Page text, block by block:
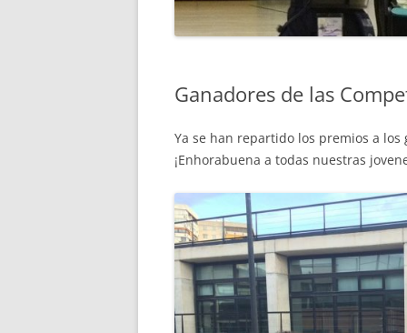
Ganadores de las
Ya se han repartido los premios a los
¡Enhorabuena a todas nuestras